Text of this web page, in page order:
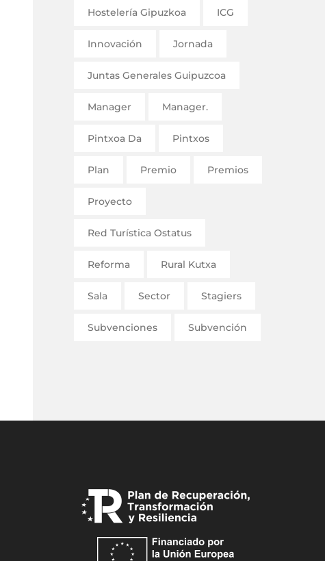
Hostelería Gipuzkoa ICG
Innovación Jornada
Juntas Generales Guipuzcoa
Manager Manager.
Pintxoa Da Pintxos
Plan Premio Premios
Proyecto
Red Turística Ostatus
Reforma Rural Kutxa
Sala Sector Stagiers
Subvenciones Subvención